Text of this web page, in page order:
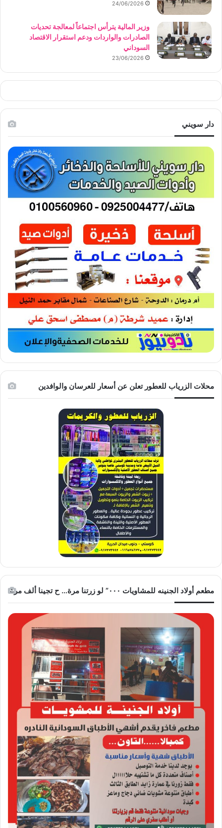
24/06/2026
وزير المالية يترأس اجتماعاً لمعالجة تحديات
الصادرات والواردات ودعم استقرار الاقتصاد
السوداني
23/06/2026
دار سويني
محلات الزرياب للعطور تعلن عن أسعار للعرسان والوافدين
مطعم أولاد الجنينه للمشاويات ٠٠٠” لو زرتنا مرة… ح تجينا ألف مرة